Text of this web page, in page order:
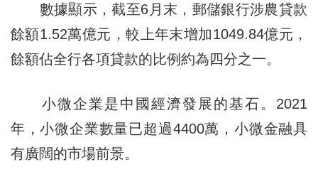
數據顯示，截至6月末，郵儲銀行涉農貸款
餘額1.52萬億元，較上年末增加1049.84億元，
餘額佔全行各項貸款的比例約為四分之一。
小微企業是中國經濟發展的基石。2021
年，小微企業數量已超過4400萬，小微金融具
有廣闊的市場前景。